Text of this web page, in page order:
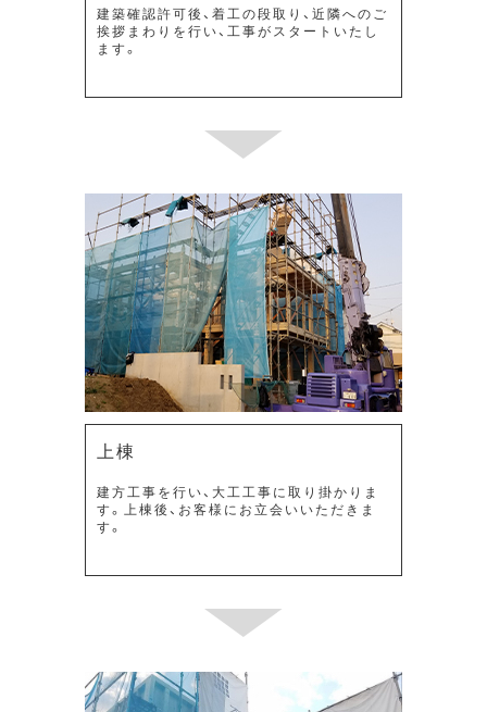
建築確認許可後、着工の段取り、近隣へのご
挨拶まわりを行い、工事がスタートいたし
ます。
上棟
建方工事を行い、大工工事に取り掛かりま
す。上棟後、お客様にお立会いいただきま
す。